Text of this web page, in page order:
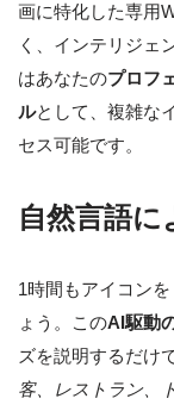
画に特化した専用
く、インテリジェ
はあなたのプロフ
ルとして、複雑な
セス可能です。
自然言語に
1時間もアイコン
ょう。このAI駆動
ズを説明するだけ
客、レストラン、